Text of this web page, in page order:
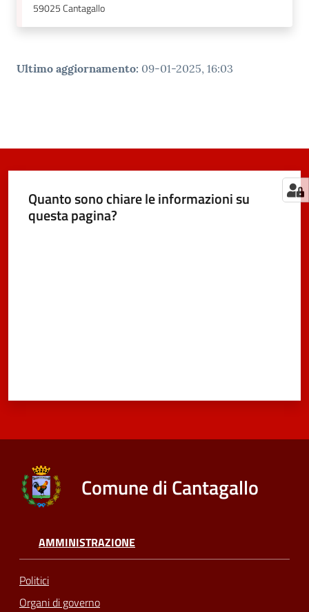
59025Cantagallo
Ultimo aggiornamento: 09-01-2025, 16:03
Quanto sono chiare le informazioni su
questa pagina?
Comune di Cantagallo
AMMINISTRAZIONE
Politici
Organi di governo